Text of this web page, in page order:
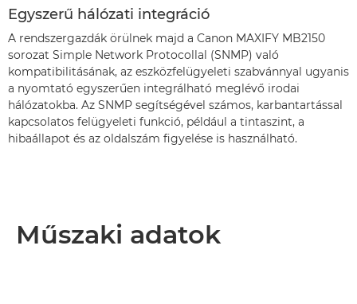
Egyszerű hálózati integráció
A rendszergazdák örülnek majd a Canon MAXIFY MB2150
sorozat Simple Network Protocollal (SNMP) való
kompatibilitásának, az eszközfelügyeleti szabvánnyal ugyanis
a nyomtató egyszerűen integrálható meglévő irodai
hálózatokba. Az SNMP segítségével számos, karbantartással
kapcsolatos felügyeleti funkció, például a tintaszint, a
hibaállapot és az oldalszám figyelése is használható.
Műszaki adatok